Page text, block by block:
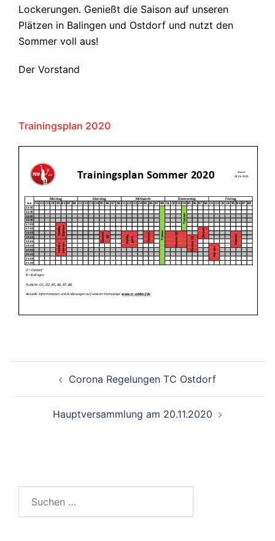
Lockerungen. Genießt die Saison auf unseren
Plätzen in Balingen und Ostdorf und nutzt den
Sommer voll aus!
Der Vorstand
Trainingsplan 2020
Corona Regelungen TC Ostdorf
Hauptversammlung am 20.11.2020